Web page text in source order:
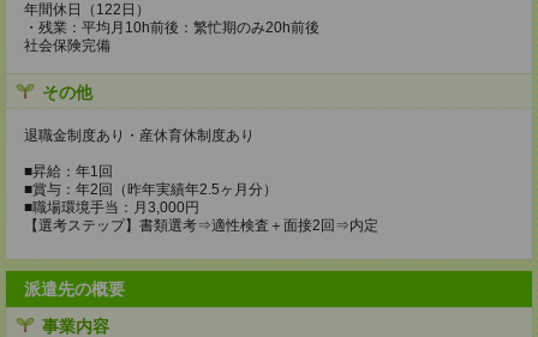
年間休日（122日）
・残業：平均月10h前後：繁忙期のみ20h前後
社会保険完備
その他
退職金制度あり・産休育休制度あり
■昇給：年1回
■賞与：年2回（昨年実績年2.5ヶ月分）
■職場環境手当：月3,000円
【選考ステップ】書類選考⇒適性検査＋面接2回⇒内定
派遣先の概要
事業内容